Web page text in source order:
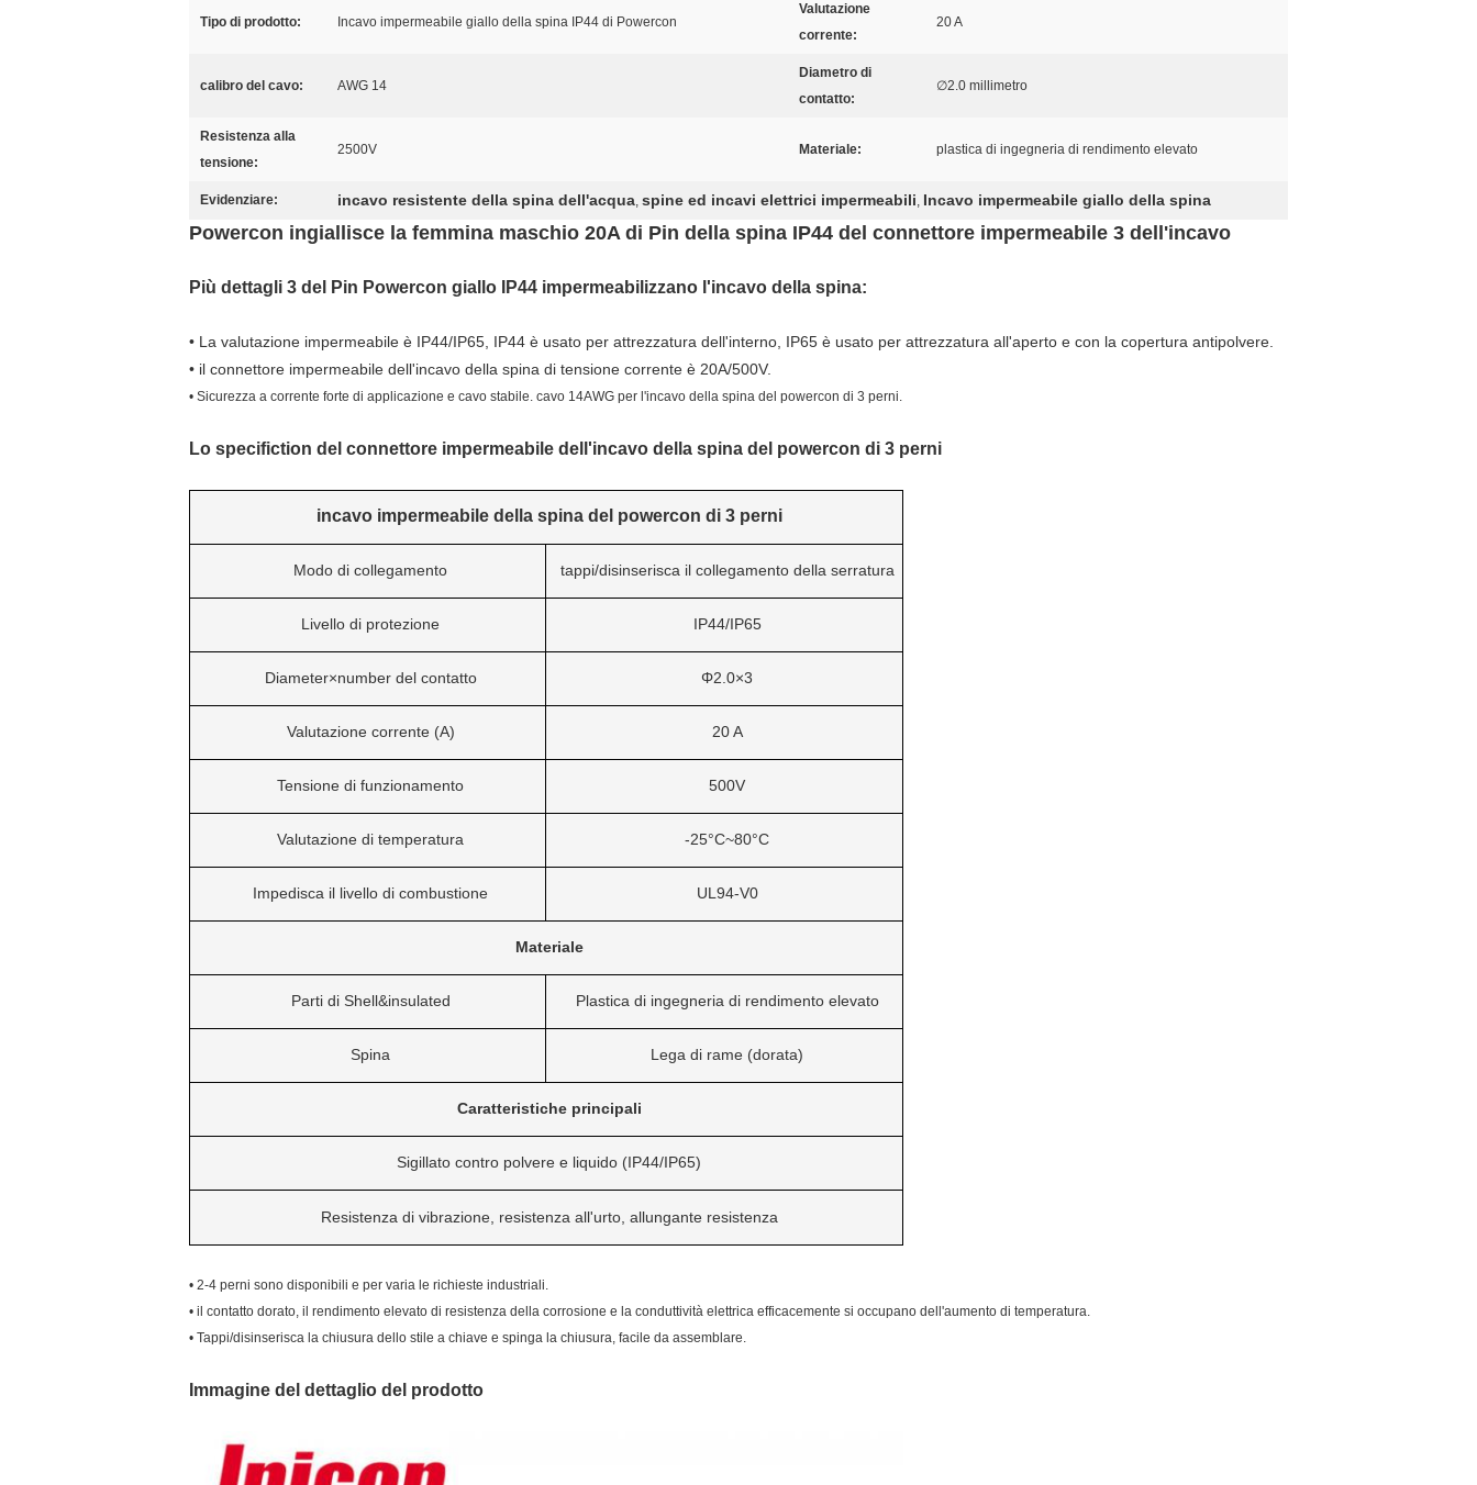
Tipo di prodotto: Incavo impermeabile giallo della spina IP44 di Powercon
Valutazione
corrente:
20 A
calibro del cavo: AWG 14
Diametro di
contatto:
∅2.0 millimetro
Resistenza alla
tensione:
2500V Materiale: plastica di ingegneria di rendimento elevato
Evidenziare: incavo resistente della spina dell'acqua, spine ed incavi elettrici impermeabili, Incavo impermeabile giallo della spina
Powercon ingiallisce la femmina maschio 20A di Pin della spina IP44 del connettore impermeabile 3 dell'incavo
Più dettagli 3 del Pin Powercon giallo IP44 impermeabilizzano l'incavo della spina:
• La valutazione impermeabile è IP44/IP65, IP44 è usato per attrezzatura dell'interno, IP65 è usato per attrezzatura all'aperto e con la copertura antipolvere.
• il connettore impermeabile dell'incavo della spina di tensione corrente è 20A/500V.
• Sicurezza a corrente forte di applicazione e cavo stabile. cavo 14AWG per l'incavo della spina del powercon di 3 perni.
Lo specifiction del connettore impermeabile dell'incavo della spina del powercon di 3 perni
incavo impermeabile della spina del powercon di 3 perni
Modo di collegamento tappi/disinserisca il collegamento della serratura
Livello di protezione IP44/IP65
Diameter×number del contatto Φ2.0×3
Valutazione corrente (A) 20 A
Tensione di funzionamento 500V
Valutazione di temperatura -25°C~80°C
Impedisca il livello di combustione UL94-V0
Materiale
Parti di Shell&insulated Plastica di ingegneria di rendimento elevato
Spina Lega di rame (dorata)
Caratteristiche principali
Sigillato contro polvere e liquido (IP44/IP65)
Resistenza di vibrazione, resistenza all'urto, allungante resistenza
• 2-4 perni sono disponibili e per varia le richieste industriali.
• il contatto dorato, il rendimento elevato di resistenza della corrosione e la conduttività elettrica efficacemente si occupano dell'aumento di temperatura.
• Tappi/disinserisca la chiusura dello stile a chiave e spinga la chiusura, facile da assemblare.
Immagine del dettaglio del prodotto